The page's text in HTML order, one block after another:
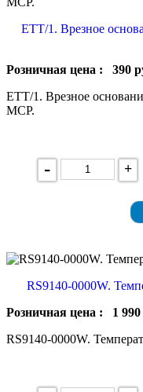
ETT/1. Врезное
Розничная цена : 390
ETT/1. Врезное
MCP.
- +
RS9140-0000W.
Розничная цена : 1 990
RS9140-0000W.